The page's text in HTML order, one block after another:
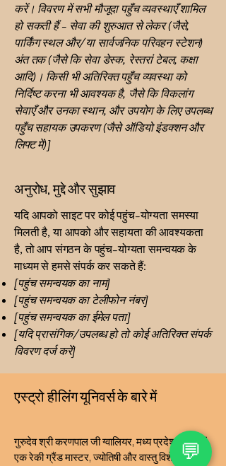
करें। विवरण में सभी मौजूदा पहुँच व्यवस्थाएँ शामिल
हो सकती हैं - सेवा की शुरुआत से लेकर (जैसे,
पार्किंग स्थल और/या सार्वजनिक परिवहन स्टेशन)
अंत तक (जैसे कि सेवा डेस्क, रेस्तरां टेबल, कक्षा
आदि)। किसी भी अतिरिक्त पहुँच व्यवस्था को
निर्दिष्ट करना भी आवश्यक है, जैसे कि विकलांग
सेवाएँ और उनका स्थान, और उपयोग के लिए उपलब्ध
पहुँच सहायक उपकरण (जैसे ऑडियो इंडक्शन और
लिफ्ट में)]
अनुरोध, मुद्दे और सुझाव
यदि आपको साइट पर कोई पहुंच-योग्यता समस्या
मिलती है, या आपको और सहायता की आवश्यकता
है, तो आप संगठन के पहुंच-योग्यता समन्वयक के
माध्यम से हमसे संपर्क कर सकते हैं:
[पहुंच समन्वयक का नाम]
[पहुंच समन्वयक का टेलीफोन नंबर]
[पहुंच समन्वयक का ईमेल पता]
[यदि प्रासंगिक/उपलब्ध हो तो कोई अतिरिक्त संपर्क
विवरण दर्ज करें]
एस्ट्रो हीलिंग यूनिवर्स के बारे में
गुरुदेव श्री करणपाल जी ग्वालियर, मध्य प्रदेश, भारत में
एक रेकी ग्रैंड मास्टर, ज्योतिषी और वास्तु विशेषज्ञ हैं जो
💬